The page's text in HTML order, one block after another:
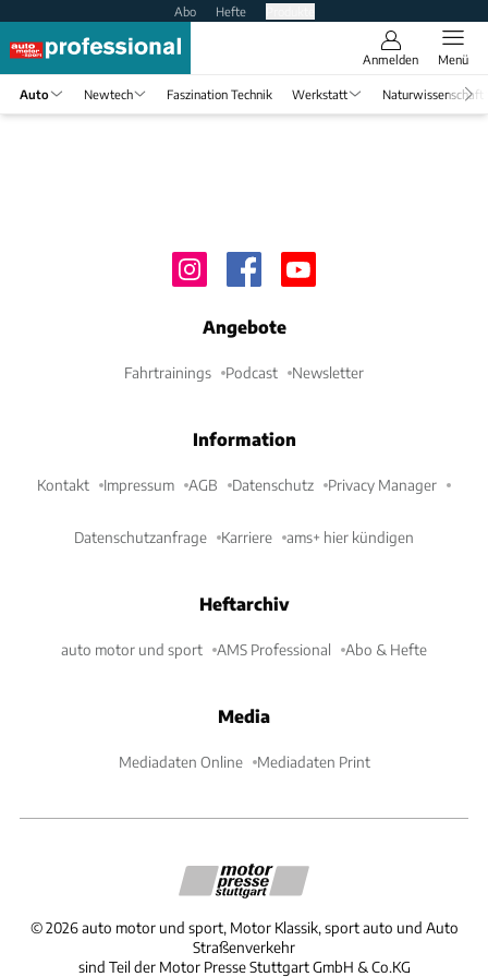
Abo Hefte
Anmelden Menü
Auto Newtech Faszination Technik Werkstatt Naturwissenschaft
Angebote
Fahrtrainings Podcast Newsletter
Information
Kontakt Impressum AGB Datenschutz Privacy Manager
Datenschutzanfrage Karriere ams+ hier kündigen
Heftarchiv
auto motor und sport AMS Professional Abo & Hefte
Media
Mediadaten Online Mediadaten Print
©2026 auto motor und sport, Motor Klassik, sport auto und Auto
Straßenverkehr
sind Teil der Motor Presse Stuttgart GmbH & Co.KG